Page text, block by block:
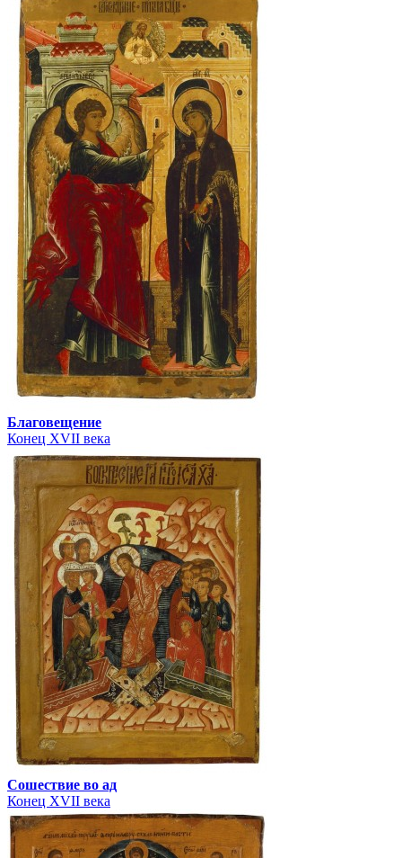
Благовещение
Конец XVII века
Сошествие во ад
Конец XVII века